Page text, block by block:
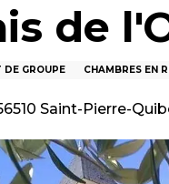
de
DE GROUPE CHAMBRES EN
Saint-Pierre-